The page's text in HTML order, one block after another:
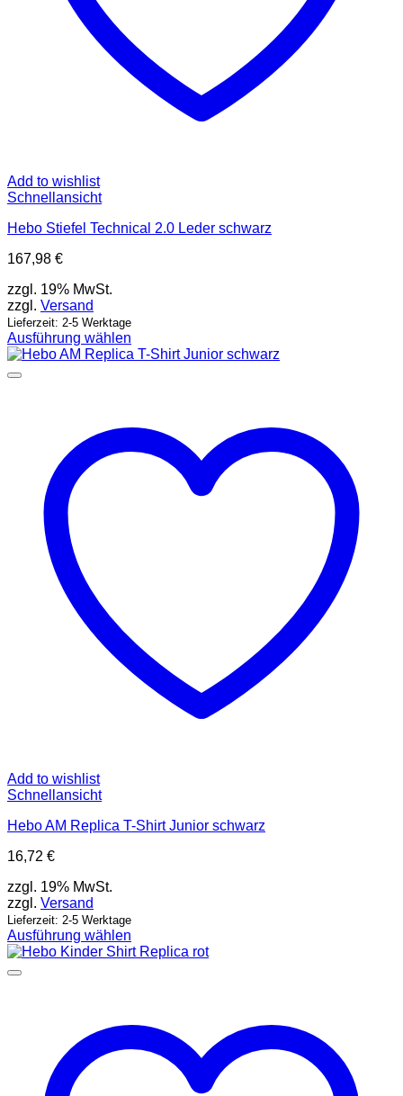
Add to wishlist
Schnellansicht
Hebo Stiefel Technical 2.0 Leder schwarz
167,98 €
zzgl. 19% MwSt.
zzgl. Versand
Lieferzeit: 2-5 Werktage
Ausführung wählen
Dieses
Produkt
Optionen
können
Produktseite
gewählt
werden
Add to wishlist
Schnellansicht
Hebo AM Replica T-Shirt Junior schwarz
16,72 €
zzgl. 19% MwSt.
zzgl. Versand
Lieferzeit: 2-5 Werktage
Ausführung wählen
Dieses
Produkt
Optionen
können